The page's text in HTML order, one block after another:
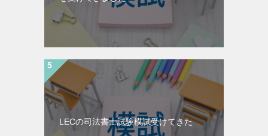
LECの司法書士試験模試受けてきた